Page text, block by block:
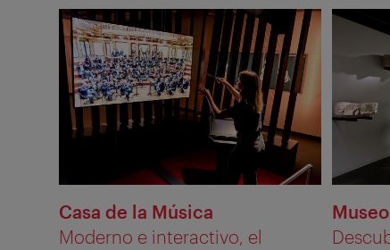
Casa de la Música
Moderno e interactivo, el